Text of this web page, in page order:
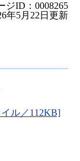
ジID：0008265
年5月22日更新
ル／112KB]